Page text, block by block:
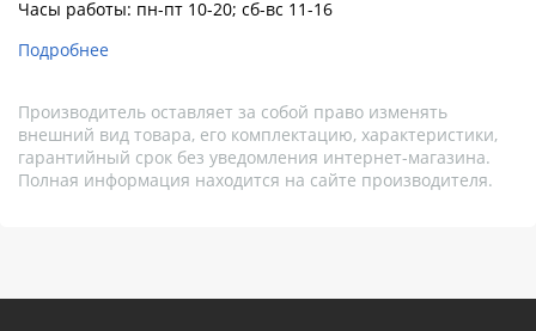
Часы работы: пн-пт 10-20; сб-вс 11-16
Подробнее
Производитель оставляет за собой право изменять
внешний вид товара, его комплектацию, характеристики,
гарантийный срок без уведомления интернет-магазина.
Полная информация находится на сайте производителя.